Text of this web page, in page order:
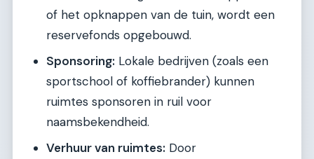
of het opknappen van de tuin, wordt een
reservefonds opgebouwd.
Sponsoring: Lokale bedrijven (zoals een
sportschool of koffiebrander) kunnen
ruimtes sponsoren in ruil voor
naamsbekendheid.
Verhuur van ruimtes: Door